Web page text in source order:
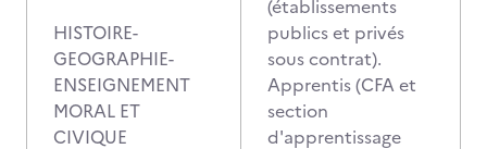
HISTOIRE-
GEOGRAPHIE-
ENSEIGNEMENT
MORAL ET
CIVIQUE
(établissements
publics et privés
sous contrat).
Apprentis (CFA et
section
d'apprentissage